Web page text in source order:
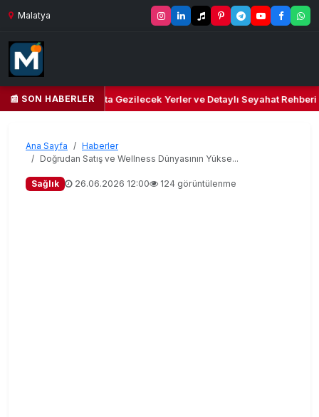
Malatya
📰 SON HABERLER
Cenneti: Yeşilyurt’ta Gezilecek Yerler ve Detaylı Seyahat Rehberi
Ana Sayfa
Haberler
Doğrudan Satış ve Wellness Dünyasının Yükse...
Sağlık 26.06.2026 12:00 124 görüntülenme